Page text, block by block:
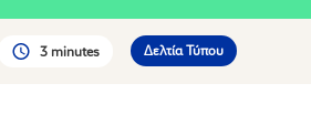
3 minutes Δελτία Τύπου